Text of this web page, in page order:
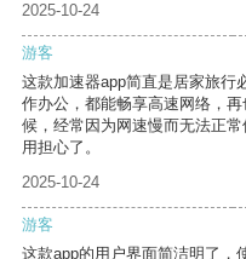
2025-10-24
游客
这款加速器app简直是居家旅行
作办公，都能畅享高速网络，
候，经常因为网速慢而无法正
用担心了。
2025-10-24
游客
这款app的用户界面简洁明了，